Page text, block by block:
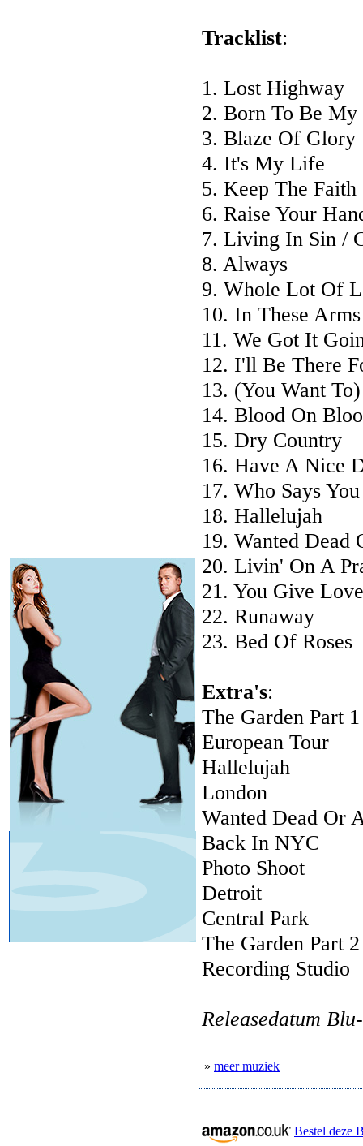
Tracklist:
1. Lost Highway
2. Born To Be My
3. Blaze Of Glory
4. It's My Life
5. Keep The Faith
6. Raise Your
7. Living In Sin /
8. Always
9. Whole Lot Of
10. In These Arms
11. We Got It
12. I'll Be There
13. (You Want
14. Blood On
15. Dry Country
16. Have A Nice
17. Who Says
18. Hallelujah
19. Wanted Dead
20. Livin' On A
21. You Give
22. Runaway
23. Bed Of Roses
Extra's:
The Garden Part 1
European Tour
Hallelujah
London
Wanted Dead Or
Back In NYC
Photo Shoot
Detroit
Central Park
The Garden Part 2
Recording Studio
Releasedatum
» meer muziek
Bestel deze